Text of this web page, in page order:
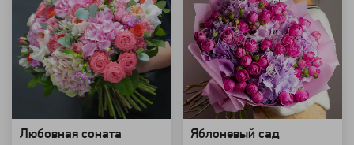
Любовная соната Яблоневый сад